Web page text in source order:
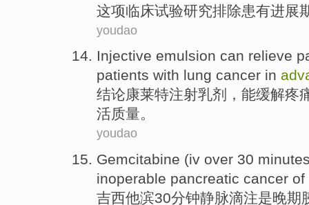
这项临床试验研究排除患有进展
youdao
Injective emulsion can relieve
patients with lung cancer in
结论康莱特注射乳剂 ， 能缓解疼
活质量。
youdao
Gemcitabine (iv over 30
inoperable pancreatic cancer of
吉西他滨30分钟静脉滴注是晚期